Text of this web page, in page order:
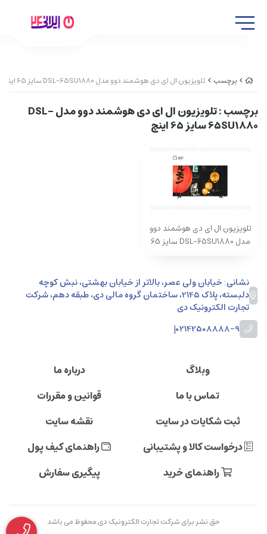
برچسب تلویزیون ال ای دی هوشمند دوو مدل DSL-65SU1880 سایز 65 اینچ
برچسب
: تلویزیون ال ای دی هوشمند دوو مدل DSL-
65SU1880 سایز 65 اینچ
تلویزیون ال ای دی هوشمند دوو
مدل DSL-65SU1880 سایز 65
نشانی: خیابان ولی عصر، بالاتر از خیابان بهشتی، نبش کوچه
دلبسته، پلاک 2145، ساختمان گروه مالی دی، طبقه دهم، شرکت
تجارت الکترونیک دی
02142508888-9
|
وبلاگ
درباره ما
تماس با ما
قوانین و مقررات
ثبت شکایات در سایت
نقشه سایت
درخواست کالا و پشتیبانی
راهنمای کیف پول
راهنمای خرید
پیگیری سفارش
حق نشر برای شرکت تجارت الکترونیک دی محفوظ می باشد